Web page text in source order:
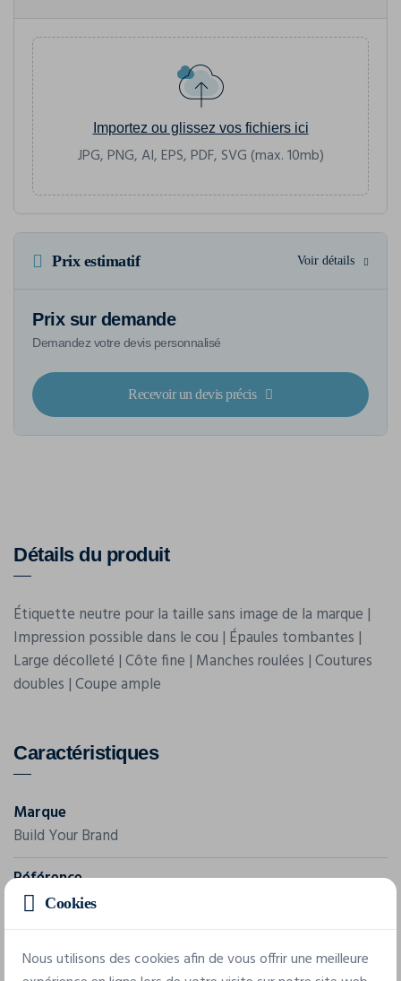
Importez ou glissez vos fichiers ici
JPG, PNG, AI, EPS, PDF, SVG (max. 10mb)
Prix estimatif Voir détails
Prix sur demande
Demandez votre devis personnalisé
Recevoir un devis précis
Détails du produit
Étiquette neutre pour la taille sans image de la marque |
Impression possible dans le cou | Épaules tombantes |
Large décolleté | Côte fine | Manches roulées | Coutures
doubles | Coupe ample
Caractéristiques
Marque
Build Your Brand
Référence
BY055
160 g/m²
Cookies
Nous utilisons des cookies afin de vous offrir une meilleure